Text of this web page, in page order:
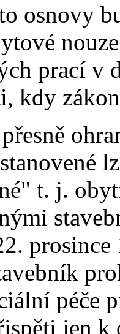
osnovy
prací v
kdy
t. j.
péče
jen k